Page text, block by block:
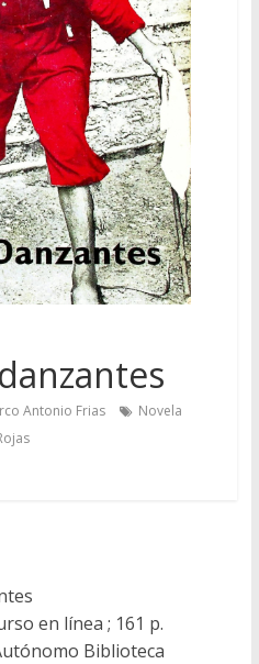
Antonio Frias
Novela
en línea ; 161 p.
Biblioteca